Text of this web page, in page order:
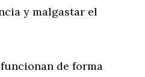
y malgastar el
de forma